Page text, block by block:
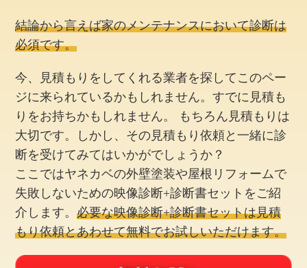
結論から言えば家のメンテナンスにおいて診断は
必須です。
今、見積もりをしてくれる業者を探してこのペー
ジに来られているかもしれません。すでに見積も
りをお持ちかもしれません。 もちろん見積もりは
大切です。しかし、その見積もり依頼と一緒に診
断を受けてみてはいかがでしょうか？
ここではヤネカベの外壁塗装や屋根リフォームで
失敗しないための映像診断+診断書セットをご紹
介します。必要な映像診断+診断書セットは見積
もり依頼とあわせて無料でお試しいただけます。